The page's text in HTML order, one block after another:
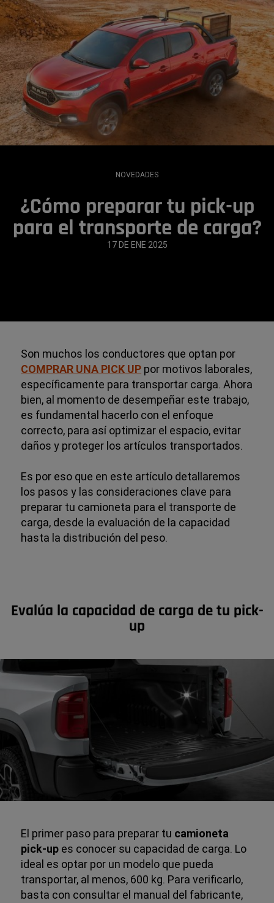
NOVEDADES
¿Cómo preparar tu pick-up
para el transporte de carga?
17 DE ENE 2025
Son muchos los conductores que optan por
COMPRAR UNA PICK UP por motivos laborales,
específicamente para transportar carga. Ahora
bien, al momento de desempeñar este trabajo,
es fundamental hacerlo con el enfoque
correcto, para así optimizar el espacio, evitar
daños y proteger los artículos transportados.
Es por eso que en este artículo detallaremos
los pasos y las consideraciones clave para
preparar tu camioneta para el transporte de
carga, desde la evaluación de la capacidad
hasta la distribución del peso.
Evalúa la capacidad de carga de tu pick-
up
El primer paso para preparar tu camioneta
pick-up es conocer su capacidad de carga. Lo
ideal es optar por un modelo que pueda
transportar, al menos, 600 kg. Para verificarlo,
basta con consultar el manual del fabricante,